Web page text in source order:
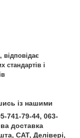
відповідає
стандартів і
із нашими
741-79-44, 063-
доставка
САТ, Делівері,